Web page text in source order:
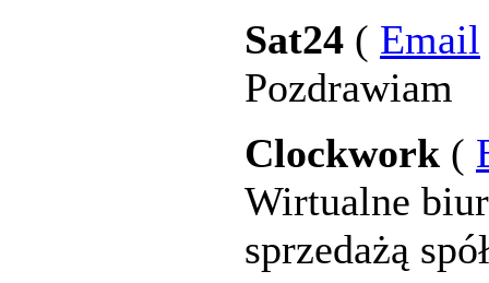
Sat24 ( Email
Pozdrawiam
Clockwork (
Wirtualne
sprzedażą